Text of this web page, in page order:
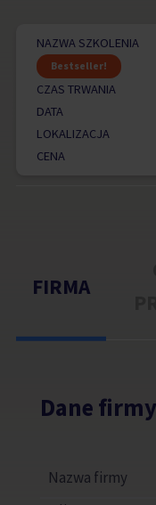
NAZWA SZKOLENIA
Bestseller!
CZAS TRWANIA
DATA
LOKALIZACJA
CENA
FIRMA
Dane firmy